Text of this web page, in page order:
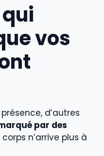
vos
d’autres
par des
n’arrive plus à